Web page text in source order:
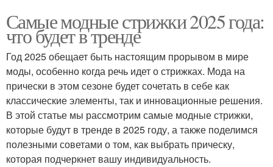
Самые модные стрижки 2025 года:
что будет в тренде
Год 2025 обещает быть настоящим прорывом в мире
моды, особенно когда речь идет о стрижках. Мода на
прически в этом сезоне будет сочетать в себе как
классические элементы, так и инновационные решения.
В этой статье мы рассмотрим самые модные стрижки,
которые будут в тренде в 2025 году, а также поделимся
полезными советами о том, как выбрать прическу,
которая подчеркнет вашу индивидуальность.